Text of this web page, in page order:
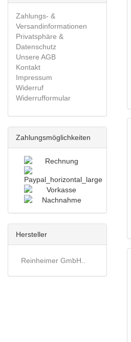
Zahlungs- &
Versandinformationen
Privatsphäre &
Datenschutz
Unsere AGB
Kontakt
Impressum
Widerruf
Widerrufformular
Zahlungsmöglichkeiten
Hersteller
Reinheimer GmbH..